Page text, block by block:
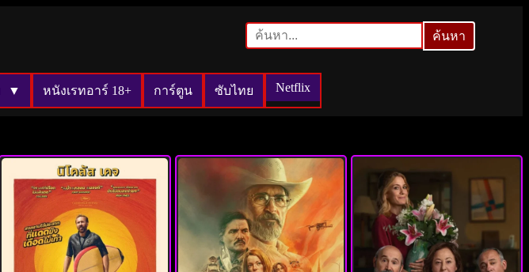
ค้นหา
หนังเรทอาร์ 18+ การ์ตูน ซับไทย Netflix